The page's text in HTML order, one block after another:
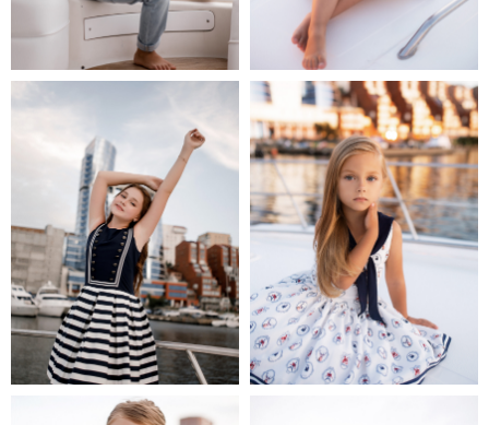
не допускается ни в каком виде и формате.
Политика конфиденциальности
Свидетельство о регистрации товарного
Разработка сайта @milsoles.webdesign